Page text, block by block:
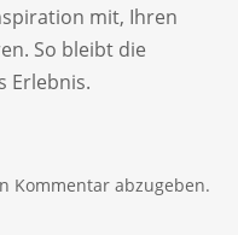
mit, Ihren
So bleibt die
Erlebnis.
Kommentar abzugeben.